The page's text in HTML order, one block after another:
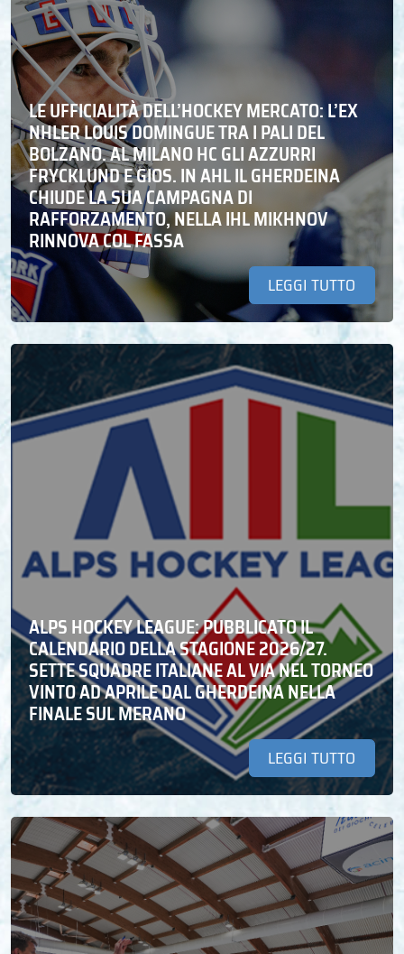
LE UFFICIALITÀ DELL’HOCKEY MERCATO: L’EX
NHLER LOUIS DOMINGUE TRA I PALI DEL
BOLZANO. AL MILANO HC GLI AZZURRI
FRYCKLUND E GIOS. IN AHL IL GHERDEINA
CHIUDE LA SUA CAMPAGNA DI
RAFFORZAMENTO, NELLA IHL MIKHNOV
RINNOVA COL FASSA
LEGGI TUTTO
ALPS HOCKEY LEAGUE: PUBBLICATO IL
CALENDARIO DELLA STAGIONE 2026/27.
SETTE SQUADRE ITALIANE AL VIA NEL TORNEO
VINTO AD APRILE DAL GHERDEINA NELLA
FINALE SUL MERANO
LEGGI TUTTO